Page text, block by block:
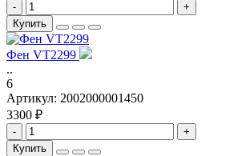
-
+
Купить
Фен VT2299
..
6
Артикул: 2002000001450
3300 ₽
-
+
Купить